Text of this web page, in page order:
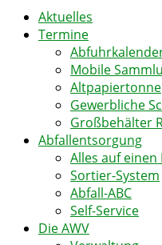
Aktuelles
Termine
Mobile
Altpapiertonne
Gewerbliche
Großbehälter
Abfallentsorgung
Alles auf einen
Sortier-System
Abfall-ABC
Self-Service
Die AWV